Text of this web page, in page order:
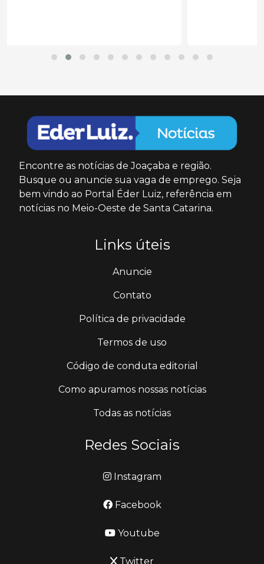
Encontre as notícias de Joaçaba e região.
Busque ou anuncie sua vaga de emprego. Seja
bem vindo ao Portal Éder Luiz, referência em
notícias no Meio-Oeste de Santa Catarina.
Links úteis
Anuncie
Contato
Política de privacidade
Termos de uso
Código de conduta editorial
Como apuramos nossas notícias
Todas as notícias
Redes Sociais
Instagram
Facebook
Youtube
Twitter